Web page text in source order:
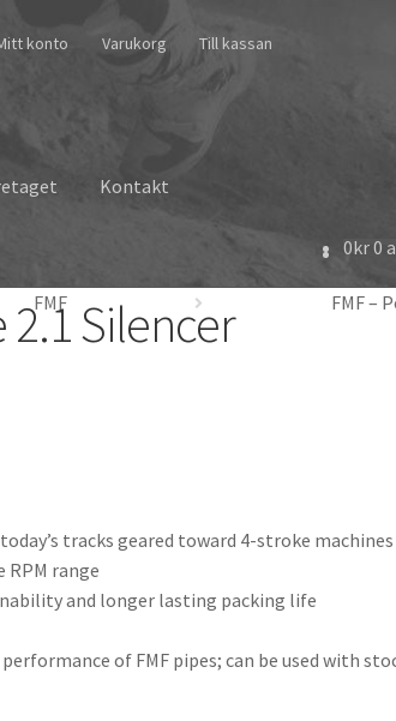
konto Varukorg Till kassan
Kontakt
0kr0
FMF FMF –
2.1 Silencer
tracks geared toward 4-stroke machines
range
and longer lasting packing life
of FMF pipes; can be used with